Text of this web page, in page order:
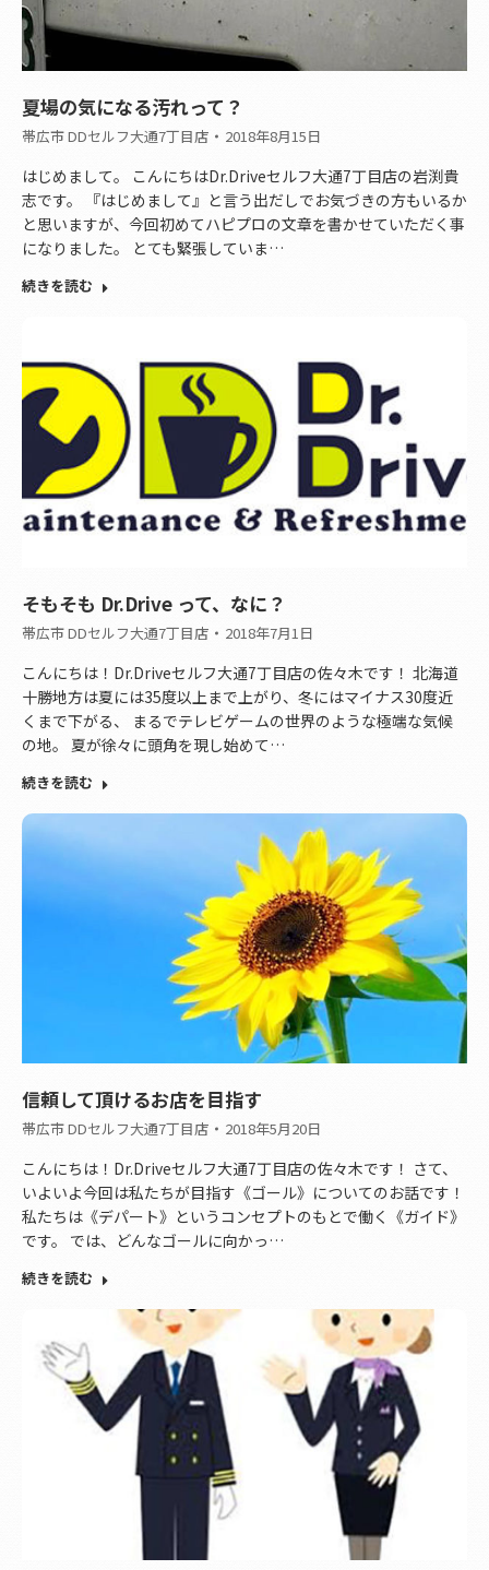
夏場の気になる汚れって？
帯広市 DDセルフ大通7丁目店 2018年8月15日
はじめまして。 こんにちはDr.Driveセルフ大通7丁目店の岩渕貴
志です。 『はじめまして』と言う出だしでお気づきの方もいるか
と思いますが、今回初めてハピプロの文章を書かせていただく事
になりました。 とても緊張していま…
続きを読む
そもそも Dr.Drive って、なに？
帯広市 DDセルフ大通7丁目店 2018年7月1日
こんにちは！Dr.Driveセルフ大通7丁目店の佐々木です！ 北海道
十勝地方は夏には35度以上まで上がり、冬にはマイナス30度近
くまで下がる、 まるでテレビゲームの世界のような極端な気候
の地。 夏が徐々に頭角を現し始めて…
続きを読む
信頼して頂けるお店を目指す
帯広市 DDセルフ大通7丁目店 2018年5月20日
こんにちは！Dr.Driveセルフ大通7丁目店の佐々木です！ さて、
いよいよ今回は私たちが目指す《ゴール》についてのお話です！
私たちは《デパート》というコンセプトのもとで働く《ガイド》
です。 では、どんなゴールに向かっ…
続きを読む